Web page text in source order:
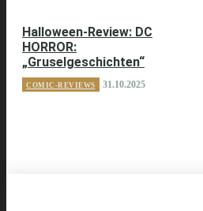
Halloween-Review: DC
HORROR:
„Gruselgeschichten“
COMIC-REVIEWS 31.10.2025